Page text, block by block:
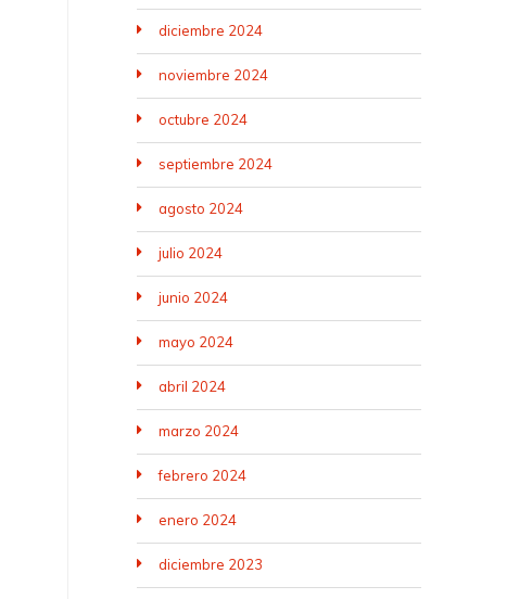
diciembre 2024
noviembre 2024
octubre 2024
septiembre 2024
agosto 2024
julio 2024
junio 2024
mayo 2024
abril 2024
marzo 2024
febrero 2024
enero 2024
diciembre 2023